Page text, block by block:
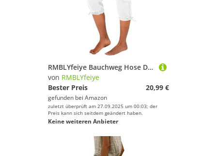
RMBLYfeiye Bauchweg Hose Damen Booty Scrunch Leggings Jeans Elastische Taille Stretch 3/4 High Waist Einfarbiges Dreiviertel Mit Taschen Cargo
von RMBLYfeiye
Bester Preis
20,99 €
gefunden bei Amazon
zuletzt überprüft am 27.09.2025 um 00:03; der
Preis kann sich seitdem geändert haben.
Keine weiteren Anbieter